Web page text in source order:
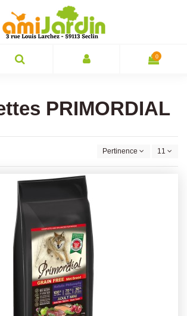
0
PRIMORDIAL
Pertinence 11